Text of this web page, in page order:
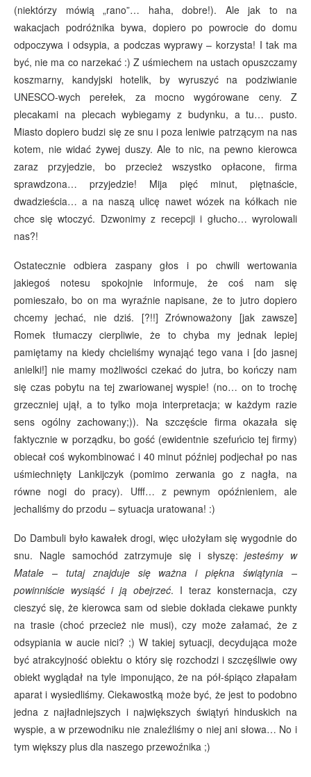
(niektórzy mówią „rano”… haha, dobre!). Ale jak to na
wakacjach podróżnika bywa, dopiero po powrocie do domu
odpoczywa i odsypia, a podczas wyprawy – korzysta! I tak ma
być, nie ma co narzekać :) Z uśmiechem na ustach opuszczamy
koszmarny, kandyjski hotelik, by wyruszyć na podziwianie
UNESCO-wych perełek, za mocno wygórowane ceny. Z
plecakami na plecach wybiegamy z budynku, a tu… pusto.
Miasto dopiero budzi się ze snu i poza leniwie patrzącym na nas
kotem, nie widać żywej duszy. Ale to nic, na pewno kierowca
zaraz przyjedzie, bo przecież wszystko opłacone, firma
sprawdzona… przyjedzie! Mija pięć minut, piętnaście,
dwadzieścia… a na naszą ulicę nawet wózek na kółkach nie
chce się wtoczyć. Dzwonimy z recepcji i głucho… wyrolowali
nas?!
Ostatecznie odbiera zaspany głos i po chwili wertowania
jakiegoś notesu spokojnie informuje, że coś nam się
pomieszało, bo on ma wyraźnie napisane, że to jutro dopiero
chcemy jechać, nie dziś. [?!!] Zrównoważony [jak zawsze]
Romek tłumaczy cierpliwie, że to chyba my jednak lepiej
pamiętamy na kiedy chcieliśmy wynająć tego vana i [do jasnej
anielki!] nie mamy możliwości czekać do jutra, bo kończy nam
się czas pobytu na tej zwariowanej wyspie! (no… on to trochę
grzeczniej ujął, a to tylko moja interpretacja; w każdym razie
sens ogólny zachowany;)). Na szczęście firma okazała się
faktycznie w porządku, bo gość (ewidentnie szefuńcio tej firmy)
obiecał coś wykombinować i 40 minut później podjechał po nas
uśmiechnięty Lankijczyk (pomimo zerwania go z nagła, na
równe nogi do pracy). Ufff… z pewnym opóźnieniem, ale
jechaliśmy do przodu – sytuacja uratowana! :)
Do Dambuli było kawałek drogi, więc ułożyłam się wygodnie do
snu. Nagle samochód zatrzymuje się i słyszę: jesteśmy w
Matale – tutaj znajduje się ważna i piękna świątynia –
powinniście wysiąść i ją obejrzeć. I teraz konsternacja, czy
cieszyć się, że kierowca sam od siebie dokłada ciekawe punkty
na trasie (choć przecież nie musi), czy może załamać, że z
odsypiania w aucie nici? ;) W takiej sytuacji, decydująca może
być atrakcyjność obiektu o który się rozchodzi i szczęśliwie owy
obiekt wyglądał na tyle imponująco, że na pół-śpiąco złapałam
aparat i wysiedliśmy. Ciekawostką może być, że jest to podobno
jedna z najładniejszych i największych świątyń hinduskich na
wyspie, a w przewodniku nie znaleźliśmy o niej ani słowa… No i
tym większy plus dla naszego przewoźnika ;)